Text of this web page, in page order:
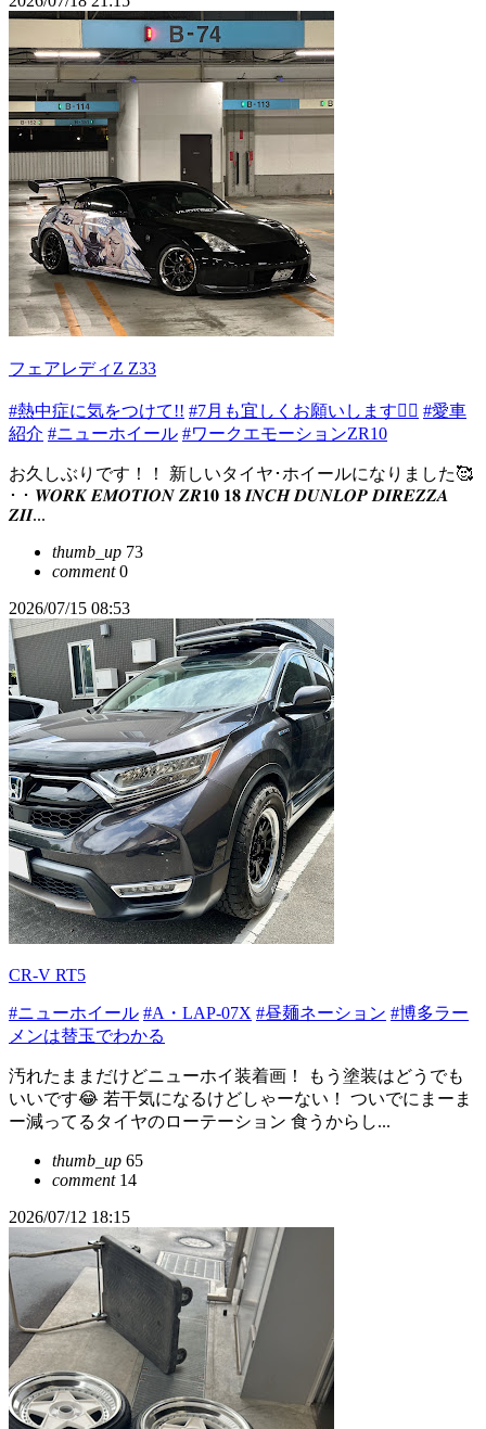
フェアレディZ Z33
#熱中症に気をつけて!! #7月も宜しくお願いします🙇‍♂️ #愛車
紹介 #ニューホイール #ワークエモーションZR10
お久しぶりです！！ 新しいタイヤ･ホイールになりました🥰
･ ･ 𝑾𝑶𝑹𝑲 𝑬𝑴𝑶𝑻𝑰𝑶𝑵 𝒁𝑹𝟏𝟎 𝟏𝟖 𝑰𝑵𝑪𝑯 𝑫𝑼𝑵𝑳𝑶𝑷 𝑫𝑰𝑹𝑬𝒁𝒁𝑨
𝒁𝑰𝑰...
thumb_up 73
comment0
2026/07/15 08:53
CR-V RT5
#ニューホイール #A・LAP-07X #昼麺ネーション #博多ラー
メンは替玉でわかる
汚れたままだけどニューホイ装着画！ もう塗装はどうでも
いいです😂 若干気になるけどしゃーない！ ついでにまーま
ー減ってるタイヤのローテーション 食うからし...
thumb_up 65
comment14
2026/07/12 18:15